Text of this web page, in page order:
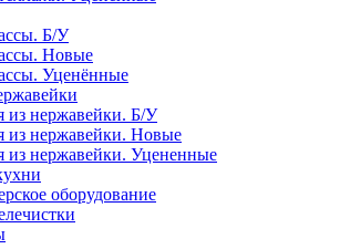
Б/У
Новые
Уценённые
из нержавейки. Б/У
из нержавейки. Новые
из нержавейки. Уцененные
оборудование